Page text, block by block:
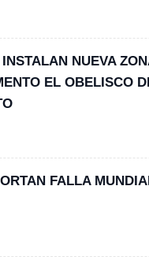
NUEVA
EL OBELISCO
FALLA